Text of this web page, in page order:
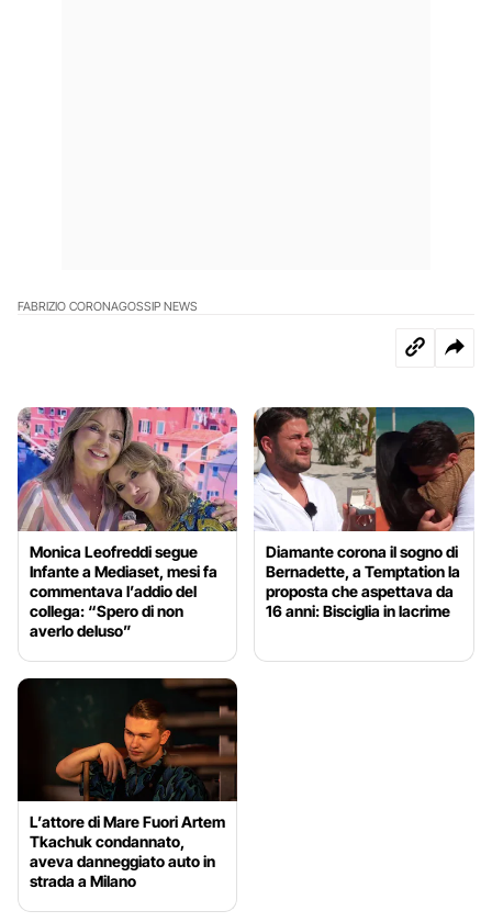
FABRIZIO CORONAGOSSIP NEWS
Monica Leofreddi segue
Infante a Mediaset, mesi fa
commentava l’addio del
collega: “Spero di non
averlo deluso”
Diamante corona il sogno di
Bernadette, a Temptation la
proposta che aspettava da
16 anni: Bisciglia in lacrime
L’attore di Mare Fuori Artem
Tkachuk condannato,
aveva danneggiato auto in
strada a Milano